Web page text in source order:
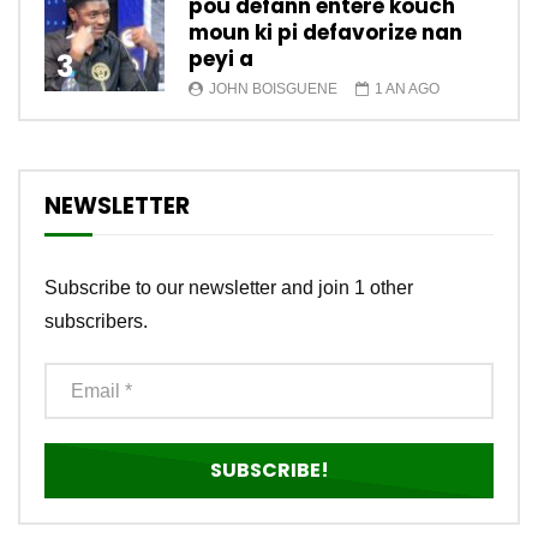
3
pou defann enterè kouch
moun ki pi defavorize nan
peyi a
JOHN BOISGUENE 1 AN AGO
NEWSLETTER
Subscribe to our newsletter and join 1 other
subscribers.